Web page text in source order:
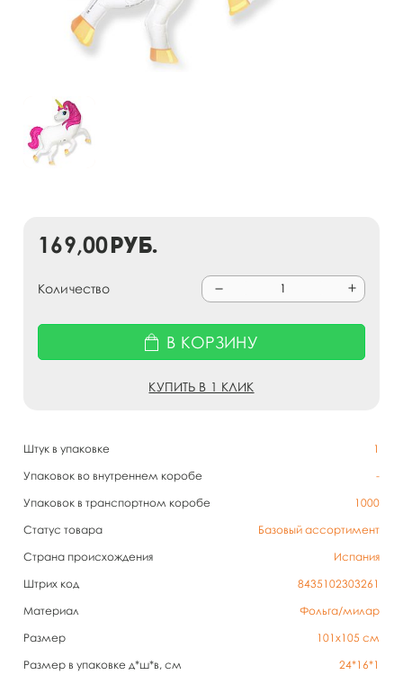
Штук в упаковке
1
Упаковок во внутреннем коробе
-
Упаковок в транспортном коробе
1000
Статус товара
Базовый ассортимент
Страна происхождения
Испания
Штрих код
8435102303261
Материал
Фольга/милар
Размер
101х105 см
Размер в упаковке д*ш*в, см
24*16*1
169,00руб.
Количество
В КОРЗИНУ
КУПИТЬ В 1 КЛИК